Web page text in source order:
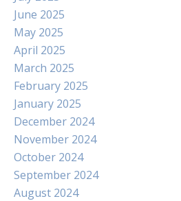
June 2025
May 2025
April 2025
March 2025
February 2025
January 2025
December 2024
November 2024
October 2024
September 2024
August 2024